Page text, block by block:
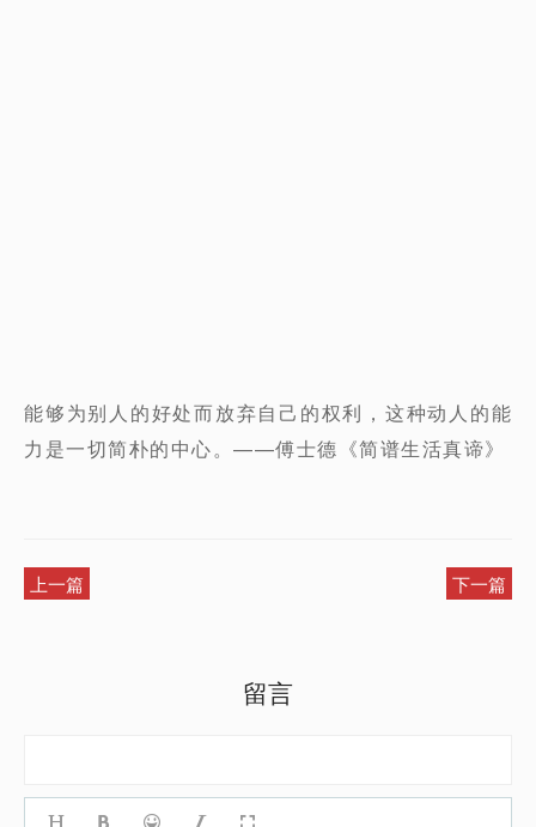
能够为别人的好处而放弃自己的权利，这种动人的能
力是一切简朴的中心。——傅士德《简谱生活真谛》
上一篇 下一篇
留言